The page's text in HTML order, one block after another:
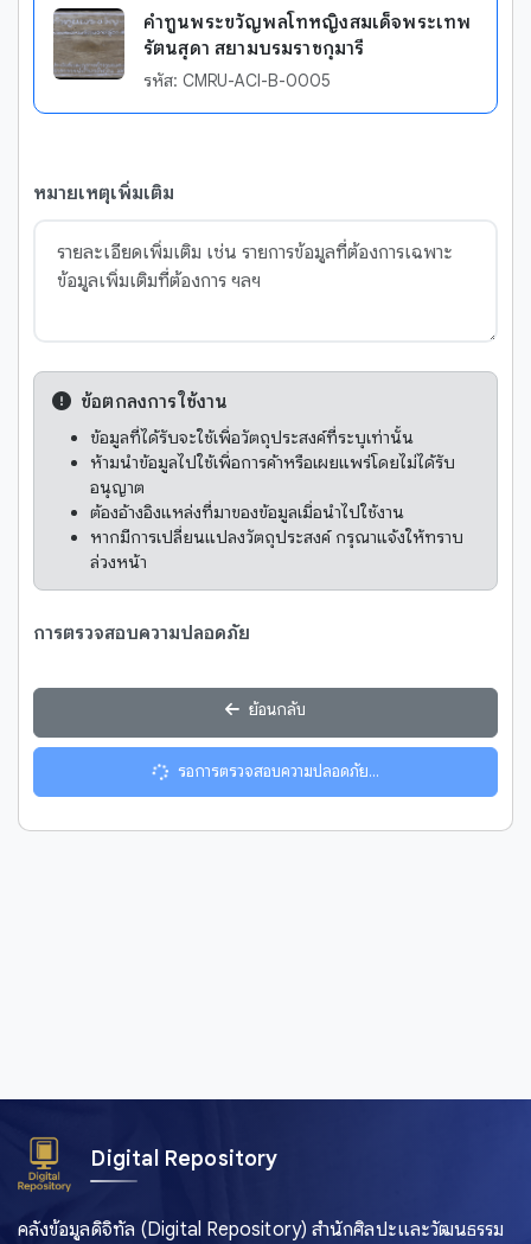
คำทูนพระขวัญพลโทหญิงสมเด็จพระเทพ
รัตนสุดา สยามบรมราชกุมารี
รหัส: CMRU-ACI-B-0005
หมายเหตุเพิ่มเติม
ข้อตกลงการใช้งาน
ข้อมูลที่ได้รับจะใช้เพื่อวัตถุประสงค์ที่ระบุเท่านั้น
ห้ามนำข้อมูลไปใช้เพื่อการค้าหรือเผยแพร่โดยไม่ได้รับ
อนุญาต
ต้องอ้างอิงแหล่งที่มาของข้อมูลเมื่อนำไปใช้งาน
หากมีการเปลี่ยนแปลงวัตถุประสงค์ กรุณาแจ้งให้ทราบ
ล่วงหน้า
การตรวจสอบความปลอดภัย
ย้อนกลับ
รอการตรวจสอบความปลอดภัย...
Digital Repository
คลังข้อมูลดิจิทัล (Digital Repository) สำนักศิลปะและวัฒนธรรม